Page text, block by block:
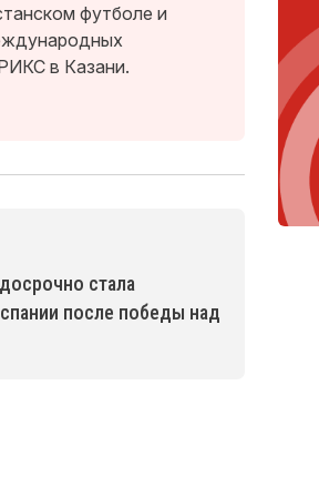
футболе и
в Казани.
стала
после победы над